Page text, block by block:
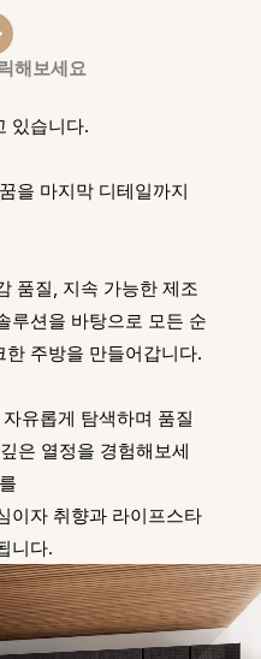
해보세요
있습니다.
을 마지막 디테일까지
품질, 지속 가능한 제조
루션을 바탕으로 모든 순
주방을 만들어갑니다.
유롭게 탐색하며 품질
은 열정을 경험해보세
이자 취향과 라이프스타
니다.